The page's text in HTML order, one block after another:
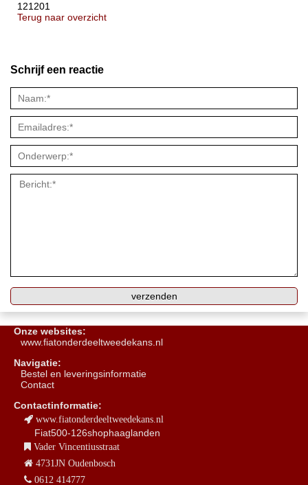
121201
Terug naar overzicht
Schrijf een reactie
Onze websites:
www.fiatonderdeeltweedekans.nl
Navigatie:
Bestel en leveringsinformatie
Contact
Contactinformatie:
www.fiatonderdeeltweedekans.nl
Fiat500-126shophaaglanden
Vader Vincentiusstraat
4731JN Oudenbosch
0612 414777